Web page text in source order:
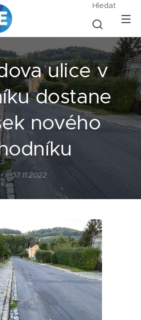
Hledat
ulice v
dostane
nového
07.11.2022